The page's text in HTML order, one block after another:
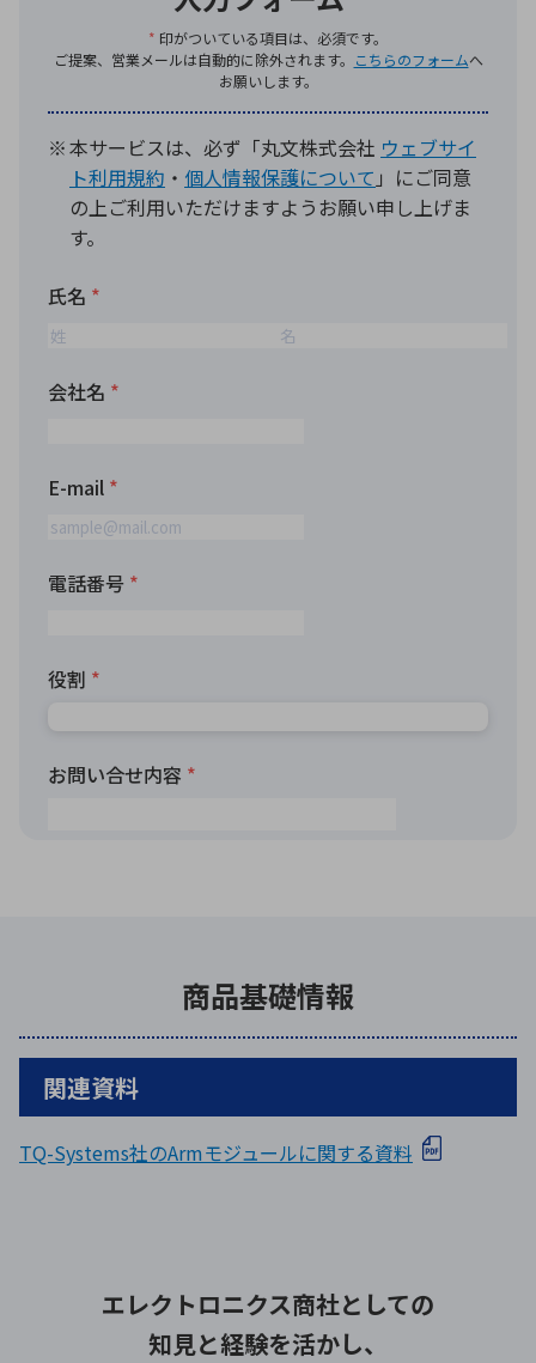
商品基礎情報
関連資料
TQ-Systems社のArmモジュールに関する資料
エレクトロニクス商社としての
知見と経験を活かし、